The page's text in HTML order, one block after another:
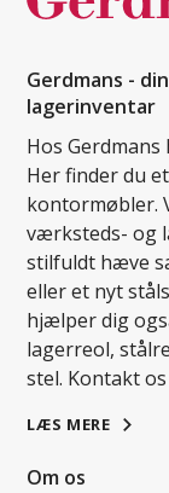
Gerdmans -
lagerinventar
Hos
Her finder du
kontormøbler.
værksteds- og
stilfuldt hæve
eller et nyt
hjælper dig
lagerreol,
stel. Kontakt
LÆS MERE
Om os